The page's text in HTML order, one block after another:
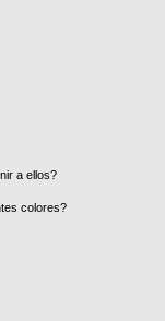
a ellos?
colores?